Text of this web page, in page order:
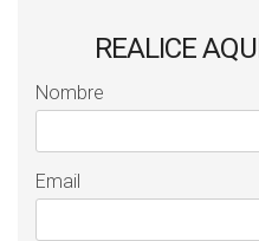
REALICE
Nombre
Email